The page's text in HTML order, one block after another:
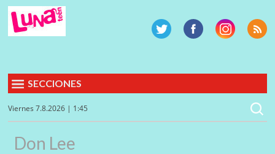
SECCIONES
Viernes 7.8.2026 | 1:45
Don Lee